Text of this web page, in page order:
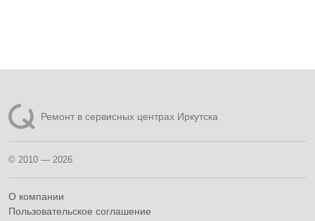
Ремонт в сервисных центрах Иркутска
© 2010 — 2026
О компании
Пользовательское соглашение